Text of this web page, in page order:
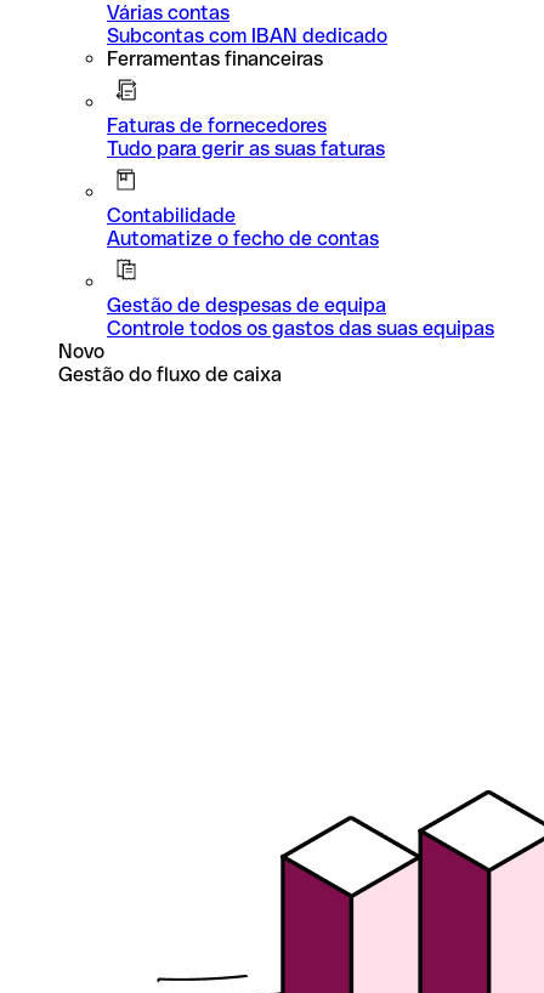
Várias contas
Subcontas com IBAN dedicado
Ferramentas financeiras
Faturas de fornecedores
Tudo para gerir as suas faturas
Contabilidade
Automatize o fecho de contas
Gestão de despesas de equipa
Controle todos os gastos das suas equipas
Novo
Gestão do fluxo de caixa